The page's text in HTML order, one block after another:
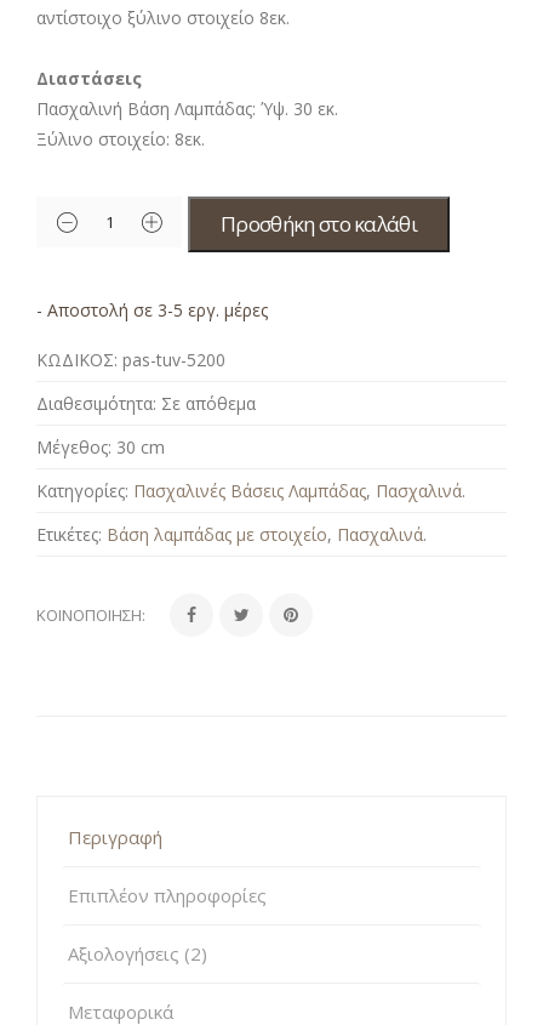
αντίστοιχο ξύλινο στοιχείο 8εκ.
Διαστάσεις
Πασχαλινή Βάση Λαμπάδας: Ύψ. 30 εκ.
Ξύλινο στοιχείο: 8εκ.
Προσθήκη στο καλάθι
- Αποστολή σε 3-5 εργ. μέρες
ΚΩΔΙΚΟΣ: pas-tuv-5200
Διαθεσιμότητα: Σε απόθεμα
Μέγεθος: 30 cm
Κατηγορίες: Πασχαλινές Βάσεις Λαμπάδας, Πασχαλινά.
Ετικέτες: Βάση λαμπάδας με στοιχείο, Πασχαλινά.
ΚΟΙΝΟΠΟΊΗΣΗ:
Περιγραφή
Επιπλέον πληροφορίες
Αξιολογήσεις (2)
Μεταφορικά